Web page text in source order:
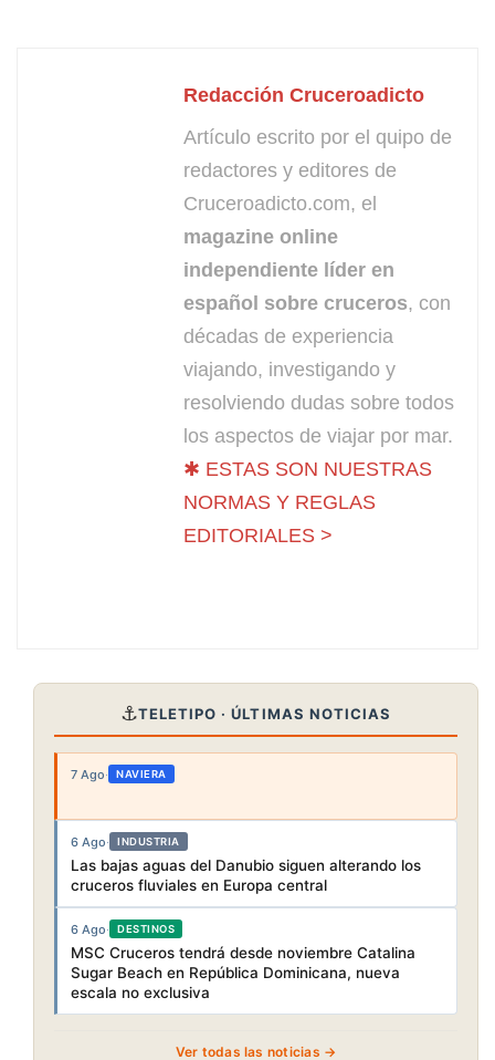
Redacción Cruceroadicto
Artículo escrito por el quipo de
redactores y editores de
Cruceroadicto.com, el
magazine online
independiente líder en
español sobre cruceros, con
décadas de experiencia
viajando, investigando y
resolviendo dudas sobre todos
los aspectos de viajar por mar.
✱ ESTAS SON NUESTRAS
NORMAS Y REGLAS
EDITORIALES >
⚓TELETIPO · ÚLTIMAS NOTICIAS
7 Ago· NAVIERA
6 Ago· INDUSTRIA
Las bajas aguas del Danubio siguen alterando los
cruceros fluviales en Europa central
6 Ago· DESTINOS
MSC Cruceros tendrá desde noviembre Catalina
Sugar Beach en República Dominicana, nueva
escala no exclusiva
Ver todas las noticias →